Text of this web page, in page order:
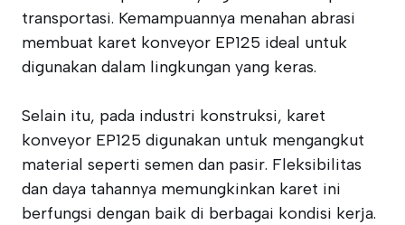
transportasi. Kemampuannya menahan abrasi
membuat karet konveyor EP125 ideal untuk
digunakan dalam lingkungan yang keras.
Selain itu, pada industri konstruksi, karet
konveyor EP125 digunakan untuk mengangkut
material seperti semen dan pasir. Fleksibilitas
dan daya tahannya memungkinkan karet ini
berfungsi dengan baik di berbagai kondisi kerja.